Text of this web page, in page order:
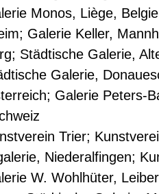
Monos, Liège,
Galerie Keller,
Städtische Galerie,
Galerie,
Galerie Peters-
Trier;
Niederalfingen;
W. Wohlhüter,